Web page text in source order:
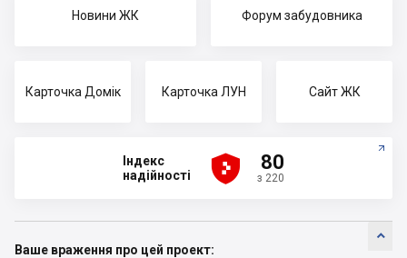
Новини ЖК Форум забудовника
Карточка Домік Карточка ЛУН Сайт ЖК
Індекс
надійності




 80
з 220

Ваше враження про цей проект: